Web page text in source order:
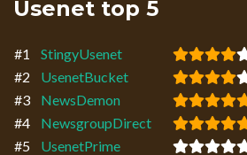
Usenet top 5
#1 StingyUsenet
#2
UsenetBucket
#3
NewsDemon
#4
NewsgroupDirect
#5
UsenetPrime